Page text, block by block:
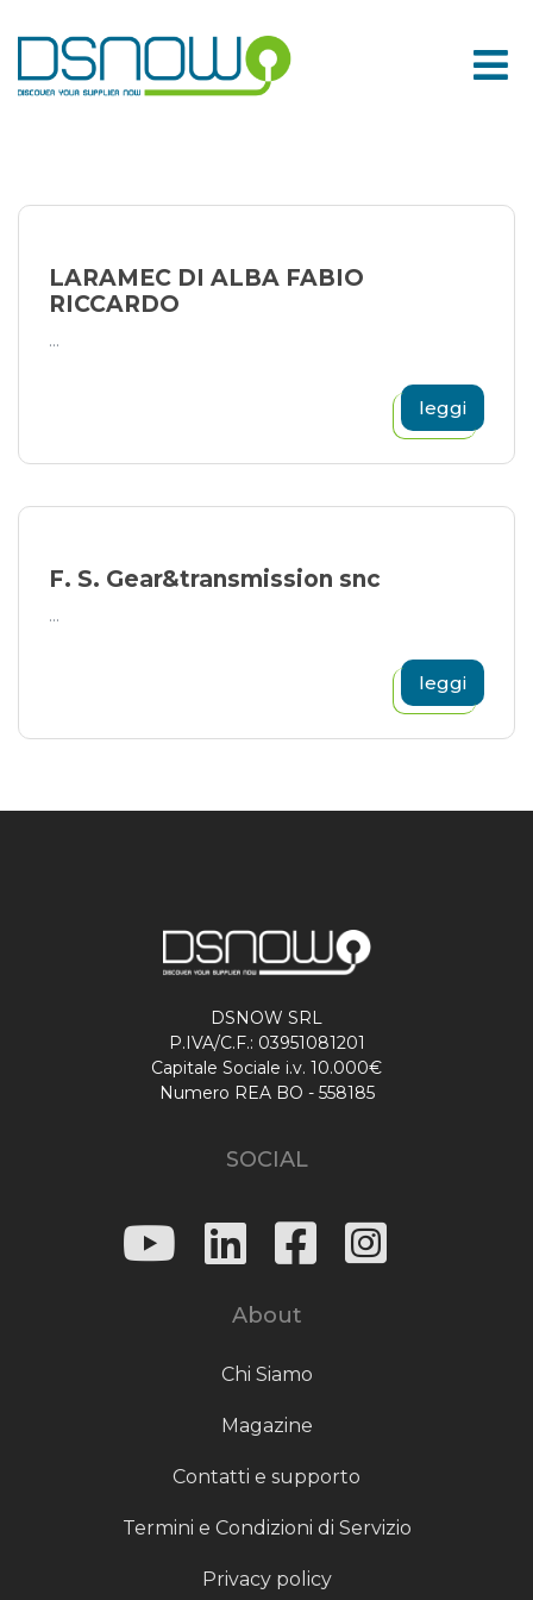
to
content
LARAMEC DI ALBA FABIO
RICCARDO
...
leggi
F. S. Gear&transmission snc
...
leggi
DSNOW SRL
P.IVA/C.F.: 03951081201
Capitale Sociale i.v. 10.000€
Numero REA BO - 558185
SOCIAL
About
Chi Siamo
Magazine
Contatti e supporto
Termini e Condizioni di Servizio
Privacy policy